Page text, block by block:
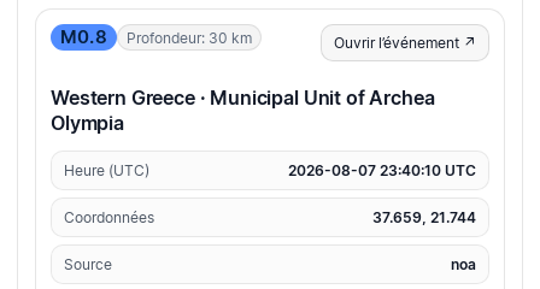
M0.8 Profondeur: 30 km Ouvrir l’événement ↗
Western Greece · Municipal Unit of Archea
Olympia
Heure (UTC) 2026-08-07 23:40:10 UTC
Coordonnées 37.659, 21.744
Source noa